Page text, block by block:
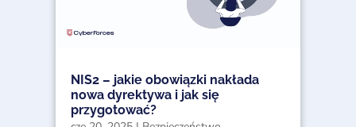
NIS2 – jakie obowiązki nakłada
nowa dyrektywa i jak się
przygotować?